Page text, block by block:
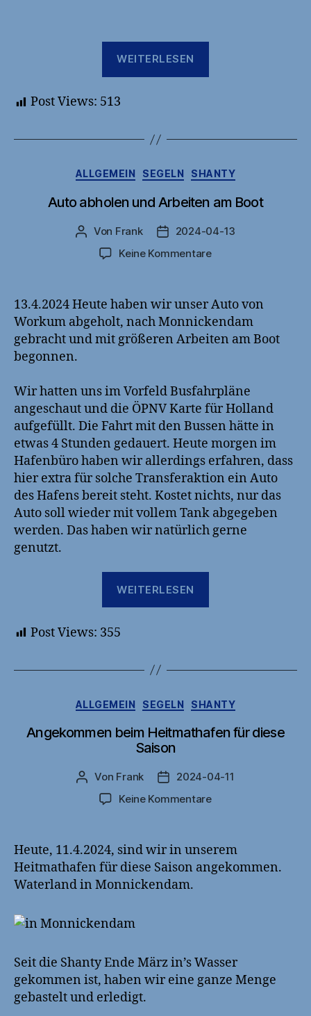
WEITERLESEN
Post Views: 513
Kategorien
ALLGEMEIN SEGELN SHANTY
Auto abholen und Arbeiten am Boot
Beitragsautor
Von Frank Veröffentlichungsdatum
2024-04-13
Keine Kommentarezu
und
Arbeiten
am
Boot
13.4.2024 Heute haben wir unser Auto von
Workum abgeholt, nach Monnickendam
gebracht und mit größeren Arbeiten am Boot
begonnen.
Wir hatten uns im Vorfeld Busfahrpläne
angeschaut und die ÖPNV Karte für Holland
aufgefüllt. Die Fahrt mit den Bussen hätte in
etwas 4 Stunden gedauert. Heute morgen im
Hafenbüro haben wir allerdings erfahren, dass
hier extra für solche Transferaktion ein Auto
des Hafens bereit steht. Kostet nichts, nur das
Auto soll wieder mit vollem Tank abgegeben
werden. Das haben wir natürlich gerne
genutzt.
WEITERLESEN
Boot“
Post Views: 355
Kategorien
ALLGEMEIN SEGELN SHANTY
Angekommen beim Heitmathafen für diese
Saison
Beitragsautor
Von Frank Veröffentlichungsdatum
2024-04-11
Keine Kommentarezu
Heitmathafen
für
diese
Heute, 11.4.2024, sind wir in unserem
Heitmathafen für diese Saison angekommen.
Waterland in Monnickendam.
Seit die Shanty Ende März in’s Wasser
gekommen ist, haben wir eine ganze Menge
gebastelt und erledigt.